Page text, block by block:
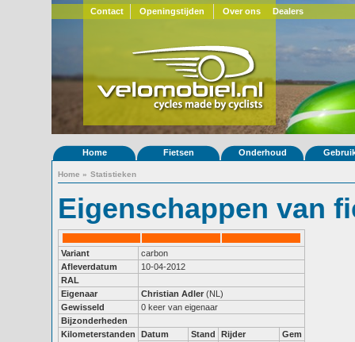
Contact Openingstijden Over ons Dealers
Home Fietsen Onderhoud
Home » Statistieken
Eigenschappen van
Variant
carbon
Afleverdatum
10-04-2012
RAL
Eigenaar
Christian Adler (NL)
Gewisseld
0 keer van eigenaar
Bijzonderheden
Kilometerstanden
Datum Stand Rijder
Gem